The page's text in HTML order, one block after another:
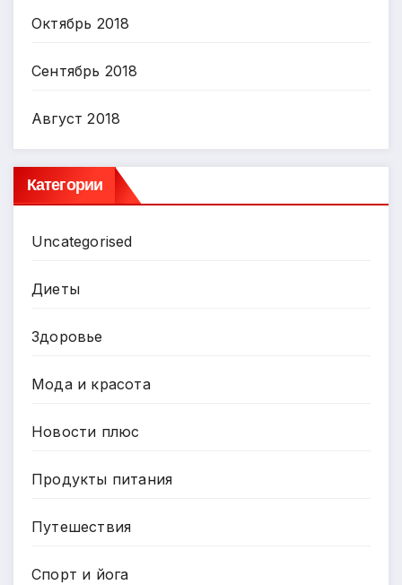
Октябрь 2018
Сентябрь 2018
Август 2018
Категории
Uncategorised
Диеты
Здоровье
Мода и красота
Новости плюс
Продукты питания
Путешествия
Спорт и йога